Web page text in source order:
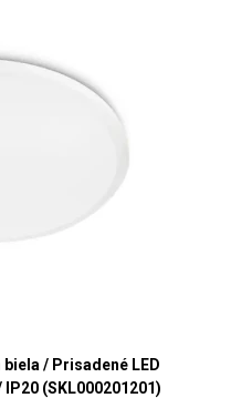
/ Prisadené LED
(SKL000201201)